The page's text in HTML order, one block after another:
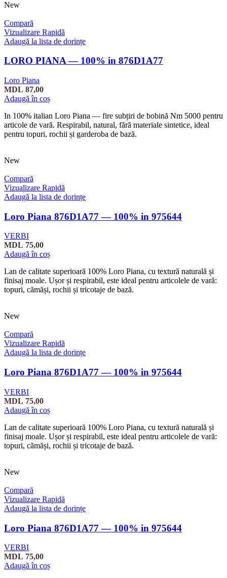
New
Compară
Vizualizare Rapidă
Adaugă la lista de dorințe
LORO PIANA — 100% in 876D1A77
Loro Piana
MDL 87,00
Adaugă în coș
In 100% italian Loro Piana — fire subțiri de bobină Nm 5000 pentru
articole de vară. Respirabil, natural, fără materiale sintetice, ideal
pentru topuri, rochii și garderoba de bază.
New
Compară
Vizualizare Rapidă
Adaugă la lista de dorințe
Loro Piana 876D1A77 — 100% in 975644
VERBI
MDL 75,00
Adaugă în coș
Lan de calitate superioară 100% Loro Piana, cu textură naturală și
finisaj moale. Ușor și respirabil, este ideal pentru articolele de vară:
topuri, cămăși, rochii și tricotaje de bază.
New
Compară
Vizualizare Rapidă
Adaugă la lista de dorințe
Loro Piana 876D1A77 — 100% in 975644
VERBI
MDL 75,00
Adaugă în coș
Lan de calitate superioară 100% Loro Piana, cu textură naturală și
finisaj moale. Ușor și respirabil, este ideal pentru articolele de vară:
topuri, cămăși, rochii și tricotaje de bază.
New
Compară
Vizualizare Rapidă
Adaugă la lista de dorințe
Loro Piana 876D1A77 — 100% in 975644
VERBI
MDL 75,00
Adaugă în coș